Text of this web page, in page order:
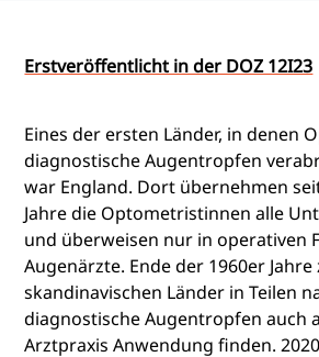
Erstveröffentlicht in der DOZ 12I23
Eines der ersten Länder, in denen
diagnostische Augentropfen
war England. Dort übernehmen
Jahre die Optometristinnen alle
und überweisen nur in operativen
Augenärzte. Ende der 1960er
skandinavischen Länder in Teilen
diagnostische Augentropfen auch
Arztpraxis Anwendung finden.